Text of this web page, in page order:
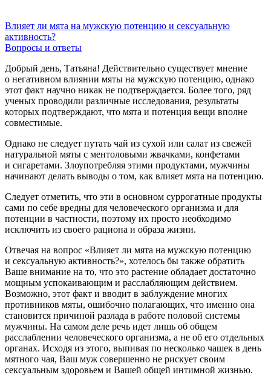
Влияет ли мята на мужскую потенцию и сексуальную
активность?
Вопросы и ответы
Добрый день, Татьяна! Действительно существует мнение
о негативном влиянии мяты на мужскую потенцию, однако
этот факт научно никак не подтверждается. Более того, ряд
ученых проводили различные исследования, результаты
которых подтверждают, что мята и потенция вещи вполне
совместимые.
Однако не следует путать чай из сухой или салат из свежей
натуральной мяты с ментоловыми жвачками, конфетами
и сигаретами. Злоупотребляя этими продуктами, мужчины
начинают делать выводы о том, как влияет мята на потенцию.
Следует отметить, что эти в основном суррогатные продукты
сами по себе вредны для человеческого организма и для
потенции в частности, поэтому их просто необходимо
исключить из своего рациона и образа жизни.
Отвечая на вопрос «Влияет ли мята на мужскую потенцию
и сексуальную активность?», хотелось бы также обратить
Ваше внимание на то, что это растение обладает достаточно
мощным успокаивающим и расслабляющим действием.
Возможно, этот факт и вводит в заблуждение многих
противников мяты, ошибочно полагающих, что именно она
становится причиной разлада в работе половой системы
мужчины. На самом деле речь идет лишь об общем
расслаблении человеческого организма, а не об его отдельных
органах. Исходя из этого, выпивая по несколько чашек в день
мятного чая, Ваш муж совершенно не рискует своим
сексуальным здоровьем и Вашей общей интимной жизнью.